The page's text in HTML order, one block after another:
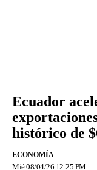
Ecuador
histórico de
ECONOMÍA
Mié 08/04/26 12:25 PM